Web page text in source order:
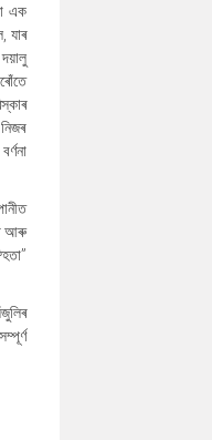
এক
যাৰ
আৰু
”